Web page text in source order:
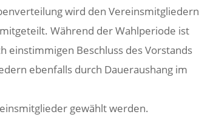
wird den Vereinsmitgliedern
Während der Wahlperiode ist
einstimmigen Beschluss des Vorstands
ebenfalls durch Daueraushang im
gewählt werden.